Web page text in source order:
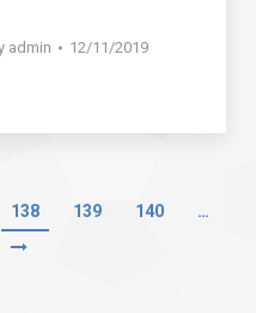
admin 12/11/2019
138 139 140
…